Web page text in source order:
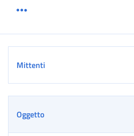
Mittenti
Oggetto